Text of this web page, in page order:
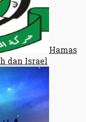
Hamas
dan Israel